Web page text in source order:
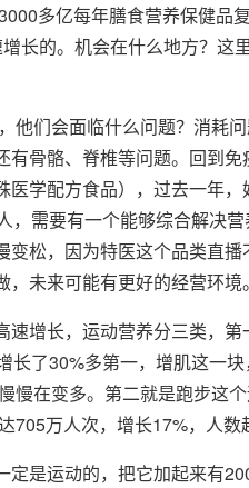
多亿每年膳食营养保健品
长的。机会在什么地方？这
他们会面临什么问题？消耗
骨骼、脊椎等问题。回到免
医学配方食品），过去一年
，需要有一个能够综合解决
变松，因为特医这个品类直
未来可能有更好的经营环境。
速增长，运动营养分三类，
长了30%多第一，增肌这一
慢在变多。第二就是跑步这
万人次，增长17%，人数
定是运动的，把它加起来有